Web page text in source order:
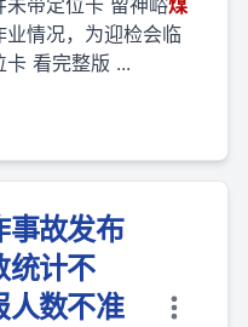
未带定位卡 留神峪煤
情况，为迎检会临
看完整版 ...
事故发布
统计不
人数不准